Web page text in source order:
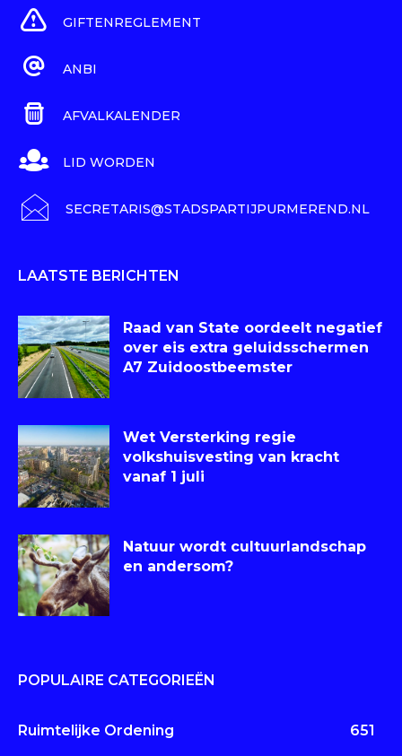
GIFTENREGLEMENT
ANBI
AFVALKALENDER
LID WORDEN
SECRETARIS@STADSPARTIJPURMEREND.NL
LAATSTE BERICHTEN
Raad van State oordeelt negatief
over eis extra geluidsschermen
A7 Zuidoostbeemster
Wet Versterking regie
volkshuisvesting van kracht
vanaf 1 juli
Natuur wordt cultuurlandschap
en andersom?
POPULAIRE CATEGORIEËN
Ruimtelijke Ordening 651